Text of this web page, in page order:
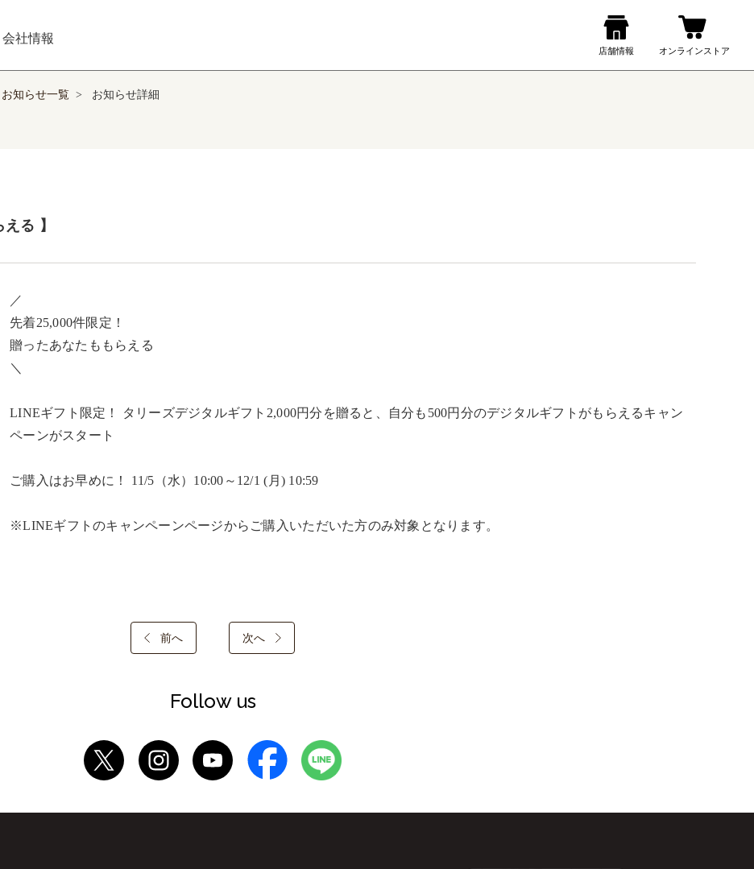
会社情報
お知らせ一覧 > お知らせ詳細
る ​】
／ ​
先着25,000件限定！​
贈ったあなたももらえる ​
＼ ​
LINEギフト限定！ タリーズデジタルギフト2,000円分を贈ると、自分も500円分のデジタルギフトがもらえるキャン
ペーンがスタート​
ご購入はお早めに！ 11/5（水）10:00～12/1 (月) 10:59​
※LINEギフトのキャンペーンページからご購入いただいた方のみ対象となります。​
前へ 次へ
Follow us